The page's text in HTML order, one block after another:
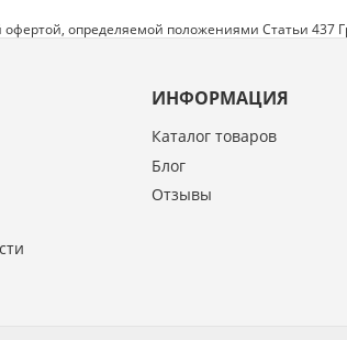
определяемой положениями Статьи 437
ИНФОРМАЦИЯ
Каталог товаров
Блог
Отзывы